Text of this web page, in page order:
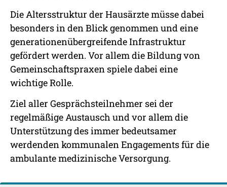
Die Altersstruktur der Hausärzte müsse dabei
besonders in den Blick genommen und eine
generationenübergreifende Infrastruktur
gefördert werden. Vor allem die Bildung von
Gemeinschaftspraxen spiele dabei eine
wichtige Rolle.
Ziel aller Gesprächsteilnehmer sei der
regelmäßige Austausch und vor allem die
Unterstützung des immer bedeutsamer
werdenden kommunalen Engagements für die
ambulante medizinische Versorgung.